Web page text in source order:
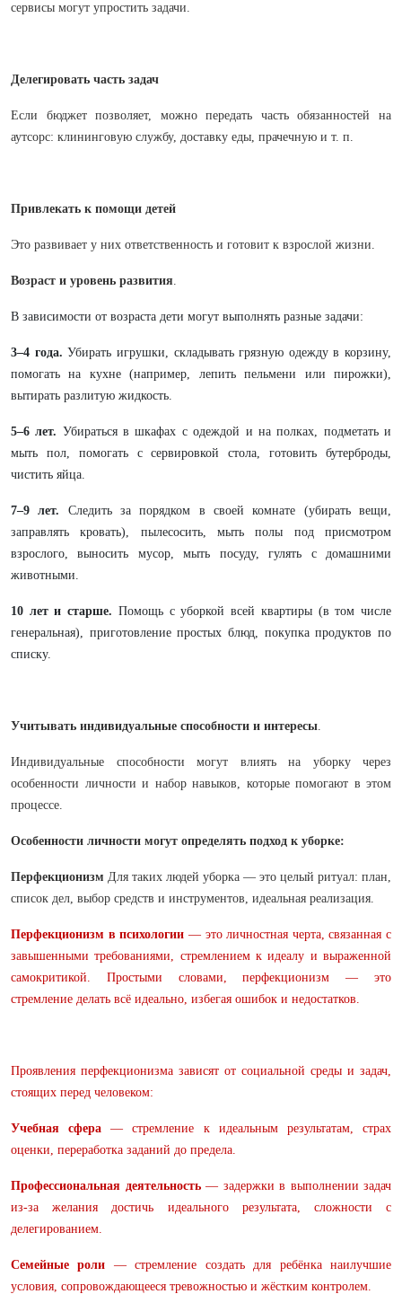
сервисы могут упростить задачи.
Делегировать часть задач
Если бюджет позволяет, можно передать часть обязанностей на
аутсорс: клининговую службу, доставку еды, прачечную и т. п.
Привлекать к помощи детей
Это развивает у них ответственность и готовит к взрослой жизни.
Возраст и уровень развития.
В зависимости от возраста дети могут выполнять разные задачи:
3–4 года. Убирать игрушки, складывать грязную одежду в корзину,
помогать на кухне (например, лепить пельмени или пирожки),
вытирать разлитую жидкость.
5–6 лет. Убираться в шкафах с одеждой и на полках, подметать и
мыть пол, помогать с сервировкой стола, готовить бутерброды,
чистить яйца.
7–9 лет. Следить за порядком в своей комнате (убирать вещи,
заправлять кровать), пылесосить, мыть полы под присмотром
взрослого, выносить мусор, мыть посуду, гулять с домашними
животными.
10 лет и старше. Помощь с уборкой всей квартиры (в том числе
генеральная), приготовление простых блюд, покупка продуктов по
списку.
Учитывать индивидуальные способности и интересы.
Индивидуальные способности могут влиять на уборку через
особенности личности и набор навыков, которые помогают в этом
процессе.
Особенности личности могут определять подход к уборке:
Перфекционизм Для таких людей уборка — это целый ритуал: план,
список дел, выбор средств и инструментов, идеальная реализация.
Перфекционизм в психологии — это личностная черта, связанная с
завышенными требованиями, стремлением к идеалу и выраженной
самокритикой. Простыми словами, перфекционизм — это
стремление делать всё идеально, избегая ошибок и недостатков.
Проявления перфекционизма зависят от социальной среды и задач,
стоящих перед человеком:
Учебная сфера — стремление к идеальным результатам, страх
оценки, переработка заданий до предела.
Профессиональная деятельность— задержки в выполнении задач
из-за желания достичь идеального результата, сложности с
делегированием.
Семейные роли — стремление создать для ребёнка наилучшие
условия, сопровождающееся тревожностью и жёстким контролем.